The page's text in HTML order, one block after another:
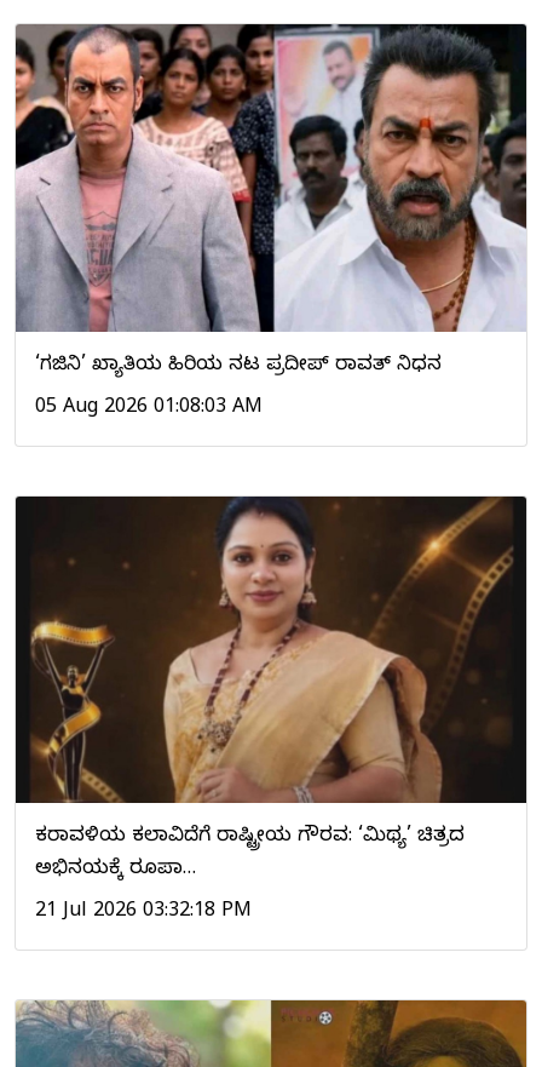
‘ಗಜಿನಿ’ ಖ್ಯಾತಿಯ ಹಿರಿಯ ನಟ ಪ್ರದೀಪ್ ರಾವತ್ ನಿಧನ
05 Aug 2026 01:08:03 AM
ಕರಾವಳಿಯ ಕಲಾವಿದೆಗೆ ರಾಷ್ಟ್ರೀಯ ಗೌರವ: ‘ಮಿಥ್ಯ’ ಚಿತ್ರದ
ಅಭಿನಯಕ್ಕೆ ರೂಪಾ…
21 Jul 2026 03:32:18 PM